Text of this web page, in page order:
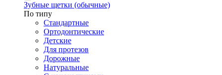
Зубные щетки (обычные)
По типу
Стандартные
Ортодонтические
Детские
Для протезов
Дорожные
Натуральные